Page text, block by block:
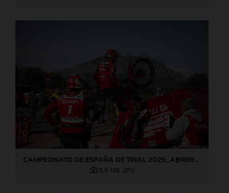
CAMPEONATO DE ESPAÑA DE TRIAL 2025_ABRERA (Barcelona), 1ª prueba_Jaime Busto
11,6 MB .JPG